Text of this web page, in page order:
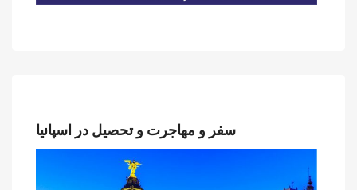
سفر و مهاجرت و تحصیل در اسپانیا